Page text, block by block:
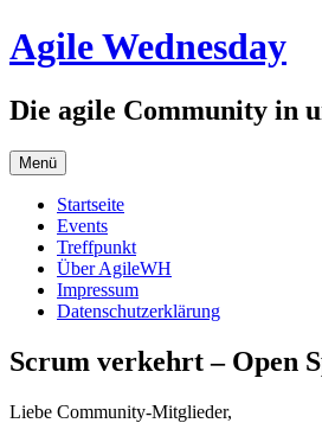
Zum
Inhalt
Agile Wednesday
Die agile Community in
Menü
Startseite
Events
Treffpunkt
Über AgileWH
Impressum
Datenschutzerklärung
Scrum verkehrt – Open
Liebe Community-Mitglieder,